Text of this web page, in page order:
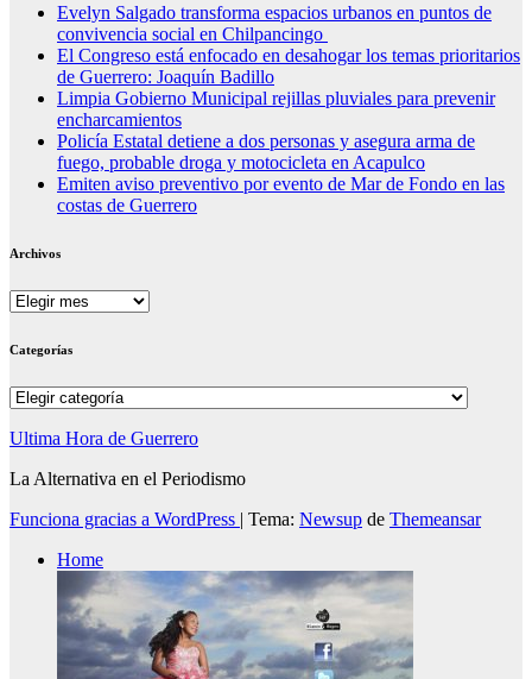
Evelyn Salgado transforma espacios urbanos en puntos de
convivencia social en Chilpancingo
El Congreso está enfocado en desahogar los temas prioritarios
de Guerrero: Joaquín Badillo
Limpia Gobierno Municipal rejillas pluviales para prevenir
encharcamientos
Policía Estatal detiene a dos personas y asegura arma de
fuego, probable droga y motocicleta en Acapulco
Emiten aviso preventivo por evento de Mar de Fondo en las
costas de Guerrero
Archivos
Archivos
Categorías
Categorías
Ultima Hora de Guerrero
La Alternativa en el Periodismo
Funciona gracias a WordPress | Tema: Newsup de Themeansar
Home